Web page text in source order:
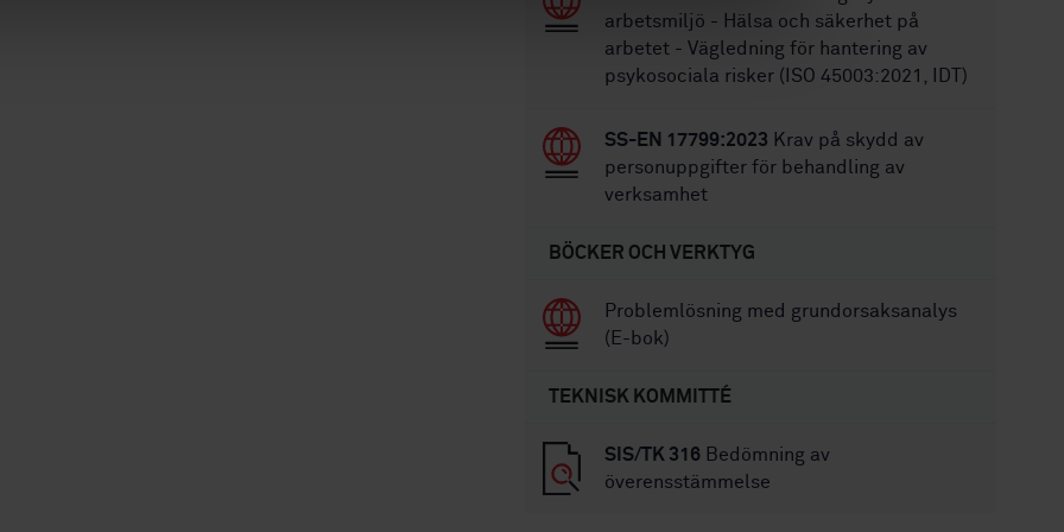
arbetsmiljö - Hälsa och säkerhet på
arbetet - Vägledning för hantering av
psykosociala risker (ISO 45003:2021, IDT)
SS-EN 17799:2023 Krav på skydd av
personuppgifter för behandling av
verksamhet
BÖCKER OCH VERKTYG
Problemlösning med grundorsaksanalys
(E-bok)
TEKNISK KOMMITTÉ
SIS/TK 316 Bedömning av
överensstämmelse